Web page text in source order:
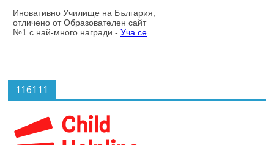
116111